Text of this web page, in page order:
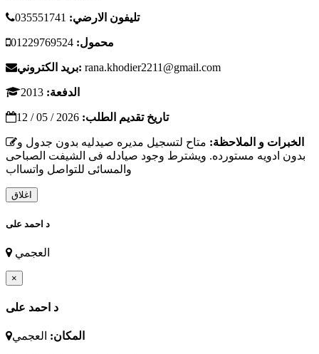
تليفون الارضي:
محمول:
بريد الكتروني: rana.khodier2211@gmail.com
الدفعة:
تاريخ تقديم الطلب:
الخبرات و الملاحظة: متاح لتسجيل مديره صيدليه بدون جدول و
بدون ادويه مستورده. ويشترط وجود صيادله فى الشيفت الصباحى
والمسائى للتواصل واتسااب
اغلاق
د احمد على
العجمي
×
د احمد على
المكان: العجمي